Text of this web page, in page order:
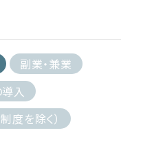
副業・兼業
入
を除く）